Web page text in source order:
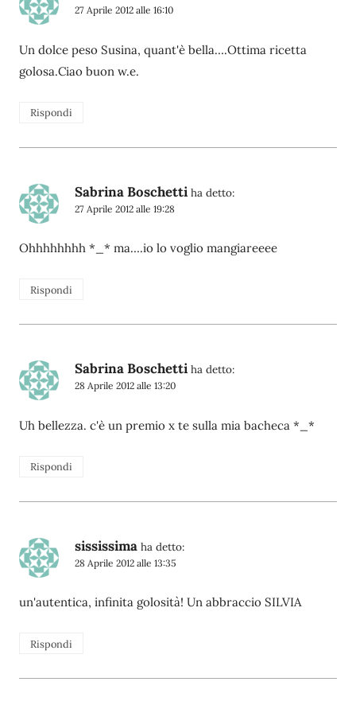
27 Aprile 2012 alle 16:10
Un dolce peso Susina, quant'è bella….Ottima ricetta
golosa.Ciao buon w.e.
Rispondi
Sabrina Boschetti ha detto:
27 Aprile 2012 alle 19:28
Ohhhhhhhh *_* ma….io lo voglio mangiareeee
Rispondi
Sabrina Boschetti ha detto:
28 Aprile 2012 alle 13:20
Uh bellezza. c'è un premio x te sulla mia bacheca *_*
Rispondi
sississima ha detto:
28 Aprile 2012 alle 13:35
un'autentica, infinita golosità! Un abbraccio SILVIA
Rispondi